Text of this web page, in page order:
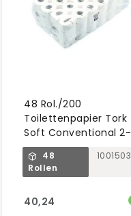
48 Rol./200
Toilettenpapier Tork
Soft Conventional 2-
lagig 25 m x 10 cm T4
Premium (Ecolabel)
48
Rollen
1001503
40,24